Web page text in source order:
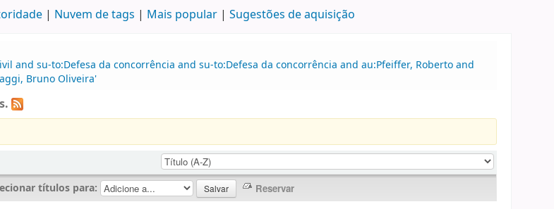
Nuvem de tags Mais popular Sugestões de aquisição
and su-to:Defesa da concorrência and su-to:Defesa da concorrência and au:Pfeiffer, Roberto and
Bruno Oliveira'
títulos para: